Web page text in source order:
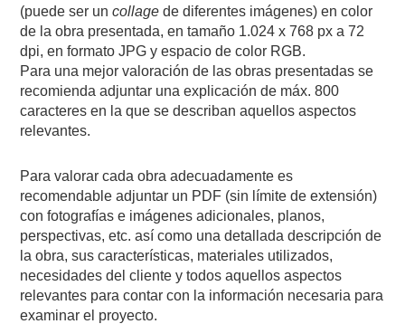
(puede ser uncollage de diferentes imágenes) en color
de la obra presentada, en tamaño 1.024 x 768 px a 72
dpi, en formato JPG y espacio de color RGB.
Para una mejor valoración de las obras presentadas se
recomienda adjuntar una explicación de máx. 800
caracteres en la que se describan aquellos aspectos
relevantes.
Para valorar cada obra adecuadamente es
recomendable adjuntar un PDF (sin límite de extensión)
con fotografías e imágenes adicionales, planos,
perspectivas, etc. así como una detallada descripción de
la obra, sus características, materiales utilizados,
necesidades del cliente y todos aquellos aspectos
relevantes para contar con la información necesaria para
examinar el proyecto.